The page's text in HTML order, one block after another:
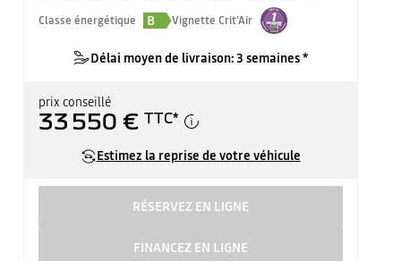
Classe énergétique
B Vignette Crit'Air
Délai moyen de livraison: 3 semaines *
prix conseillé
33 550 € TTC*
Estimez la reprise de votre véhicule
RÉSERVEZ EN LIGNE
FINANCEZ EN LIGNE